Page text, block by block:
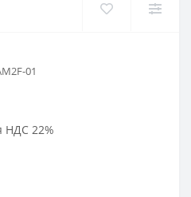
01
НДС 22%